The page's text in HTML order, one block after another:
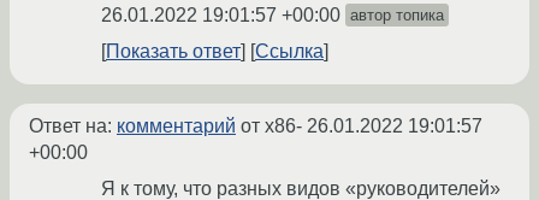
26.01.2022 19:01:57 +00:00 автор топика
Показать ответ Ссылка
Ответ на: комментарий от x86- 26.01.2022 19:01:57
+00:00
Я к тому, что разных видов «руководителей»